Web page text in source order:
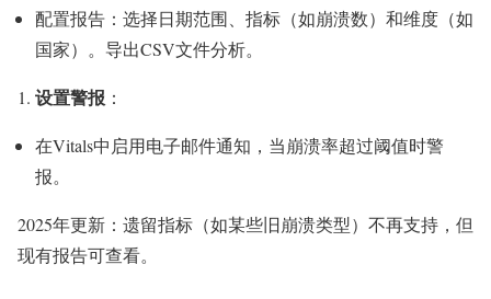
配置报告：选择日期范围、指标（如崩溃数）和维度（如
国家）。导出CSV文件分析。
设置警报 ：
在Vitals中启用电子邮件通知，当崩溃率超过阈值时警
报。
2025年更新：遗留指标（如某些旧崩溃类型）不再支持，但
现有报告可查看。